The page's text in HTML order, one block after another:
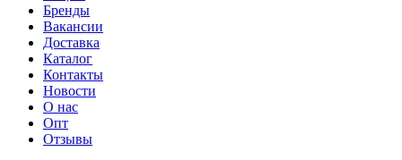
Бренды
Вакансии
Доставка
Каталог
Контакты
Новости
О нас
Опт
Отзывы